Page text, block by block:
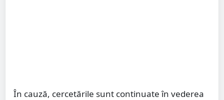
În cauză, cercetările sunt continuate în vederea